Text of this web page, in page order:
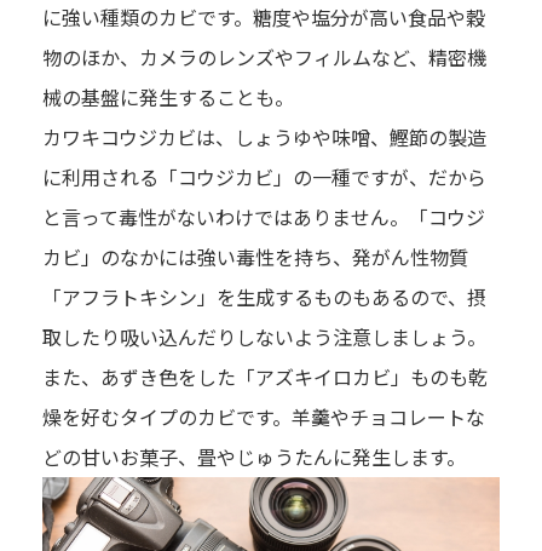
に強い種類のカビです。糖度や塩分が高い食品や穀
物のほか、カメラのレンズやフィルムなど、精密機
械の基盤に発生することも。
カワキコウジカビは、しょうゆや味噌、鰹節の製造
に利用される「コウジカビ」の一種ですが、だから
と言って毒性がないわけではありません。「コウジ
カビ」のなかには強い毒性を持ち、発がん性物質
「アフラトキシン」を生成するものもあるので、摂
取したり吸い込んだりしないよう注意しましょう。
また、あずき色をした「アズキイロカビ」ものも乾
燥を好むタイプのカビです。羊羹やチョコレートな
どの甘いお菓子、畳やじゅうたんに発生します。